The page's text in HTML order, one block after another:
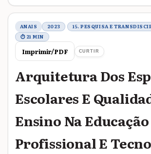
Metadados do trabalho
ANAIS 2023
15. PESQUISA E
⏱ 21 MIN
Imprimir/PDF CURTIR
Arquitetura Dos
Escolares E
Ensino Na Educação
Profissional E